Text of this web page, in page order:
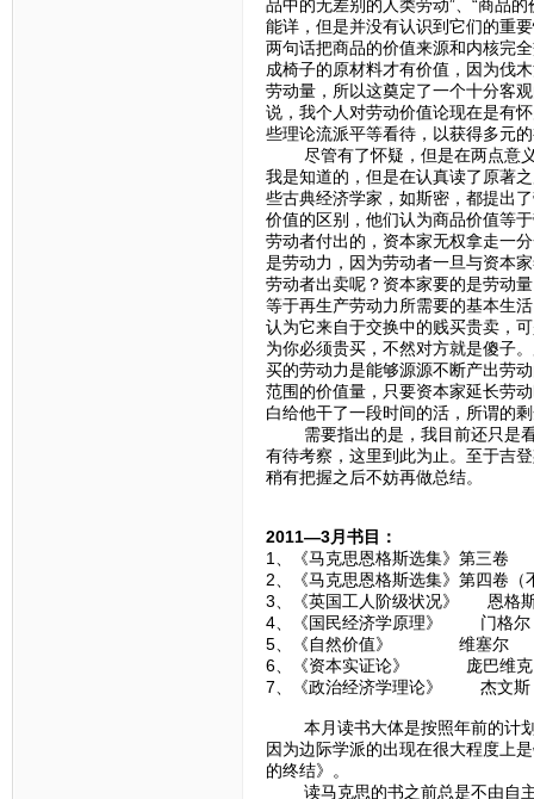
品中的无差别的人类劳动”、“商品
能详，但是并没有认识到它们的重
两句话把商品的价值来源和内核完
成椅子的原材料才有价值，因为伐
劳动量，所以这奠定了一个十分客
说，我个人对劳动价值论现在是有
些理论流派平等看待，以获得多元
尽管有了怀疑，但是在两点意义
我是知道的，但是在认真读了原著
些古典经济学家，如斯密，都提出
价值的区别，他们认为商品价值等
劳动者付出的，资本家无权拿走一
是劳动力，因为劳动者一旦与资本
劳动者出卖呢？资本家要的是劳动
等于再生产劳动力所需要的基本生
认为它来自于交换中的贱买贵卖，
为你必须贵买，不然对方就是傻子
买的劳动力是能够源源不断产出劳
范围的价值量，只要资本家延长劳
白给他干了一段时间的活，所谓的
需要指出的是，我目前还只是看
有待考察，这里到此为止。至于吉
稍有把握之后不妨再做总结。
2011—3月书目：
1、《马克思恩格斯选集》第三卷
2、《马克思恩格斯选集》第四卷（
3、《英国工人阶级状况》 恩格
4、《国民经济学原理》 门格尔
5、《自然价值》 维塞尔
6、《资本实证论》 庞巴维克
7、《政治经济学理论》 杰文斯
本月读书大体是按照年前的计划
因为边际学派的出现在很大程度上
的终结》。
读马克思的书之前总是不由自主